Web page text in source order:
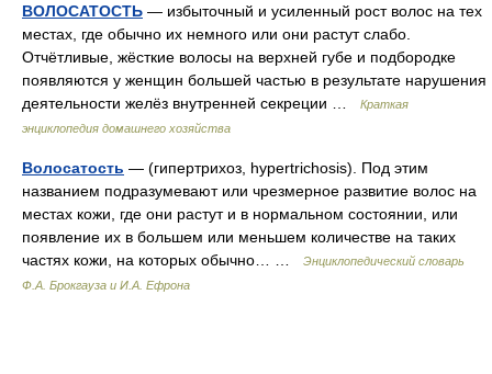
ВОЛОСАТОСТЬ — избыточный и усиленный рост волос на тех
местах, где обычно их немного или они растут слабо.
Отчётливые, жёсткие волосы на верхней губе и подбородке
появляются у женщин большей частью в результате нарушения
деятельности желёз внутренней секреции …
Краткая
энциклопедия домашнего хозяйства
Волосатость — (гипертрихоз, hypertrichosis). Под этим
названием подразумевают или чрезмерное развитие волос на
местах кожи, где они растут и в нормальном состоянии, или
появление их в большем или меньшем количестве на таких
частях кожи, на которых обычно… …
Энциклопедический словарь
Ф.А. Брокгауза и И.А. Ефрона